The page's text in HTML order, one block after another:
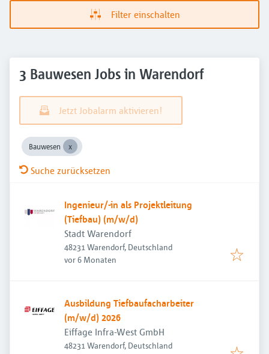
Filter einschalten
3 Bauwesen Jobs in Warendorf
Jetzt Jobalarm aktivieren!
Bauwesen
Suche zurücksetzen
Ingenieur/-in als Projektleitung
(Tiefbau) (m/w/d)
Stadt Warendorf
48231 Warendorf, Deutschland
Veröffentlicht:
vor 6 Monaten
Ausbildung Tiefbaufacharbeiter
(m/w/d) 2026
Eiffage Infra-West GmbH
48231 Warendorf, Deutschland